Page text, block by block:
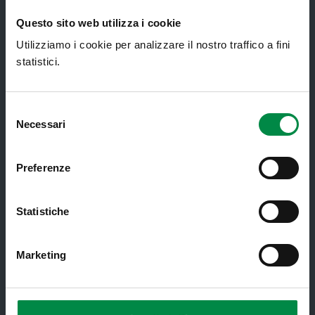
Questo sito web utilizza i cookie
Utilizziamo i cookie per analizzare il nostro traffico a fini
statistici.
delNecessari
Preferenze
Statistiche
Marketing
Direzione Assistenza Farmaceutica
Finanziamenti
Lauree Professioni Sanitarie
Medici e Pediatri di Famiglia
Punto Unico di Accesso integrato
Ritiro Referti
Screening oncologici
SPID - Sistema Pubblico di Identità
Digitale